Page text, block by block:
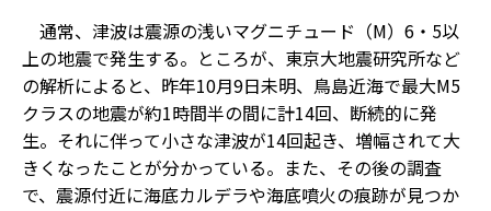
通常、津波は震源の浅いマグニチュード（M）6・5以
上の地震で発生する。ところが、東京大地震研究所など
の解析によると、昨年10月9日未明、鳥島近海で最大M5
クラスの地震が約1時間半の間に計14回、断続的に発
生。それに伴って小さな津波が14回起き、増幅されて大
きくなったことが分かっている。また、その後の調査
で、震源付近に海底カルデラや海底噴火の痕跡が見つか